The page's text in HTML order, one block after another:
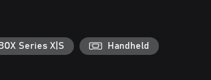
-
exploras el ciberespacio,
biomas diferentes, muchos eventos
en las fichas generadoras. Hay una
Series X|S Handheld